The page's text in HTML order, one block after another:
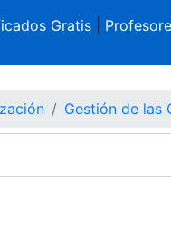
Gratis|
Gestión de las